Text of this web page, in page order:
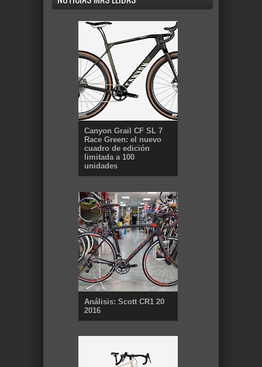
Canyon Grail CF SL 7
Race Green: el nuevo
cuadro de edición
limitada a 100
unidades
Análisis: Scott CR1 20
2016